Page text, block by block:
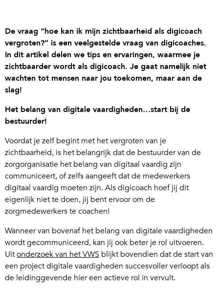
De vraag “hoe kan ik mijn zichtbaarheid als digicoach
vergroten?” is een veelgestelde vraag van digicoaches.
In dit artikel delen we tips en ervaringen, waarmee je
zichtbaarder wordt als digicoach. Je gaat namelijk niet
wachten tot mensen naar jou toekomen, maar aan de
slag!
Het belang van digitale vaardigheden…start bij de
bestuurder!
Voordat je zelf begint met het vergroten van je
zichtbaarheid, is het belangrijk dat de bestuurder van de
zorgorganisatie het belang van digitaal vaardig zijn
communiceert, of zelfs aangeeft dat de medewerkers
digitaal vaardig moeten zijn. Als digicoach hoef jij dit
eigenlijk niet te doen, jij bent ervoor om de
zorgmedewerkers te coachen!
Wanneer van bovenaf het belang van digitale vaardigheden
wordt gecommuniceerd, kan jij ook beter je rol uitvoeren.
Uitonderzoek van het VWS blijkt bovendien dat de start van
een project digitale vaardigheden succesvoller verloopt als
de leidinggevende hier een actieve rol in vervult.